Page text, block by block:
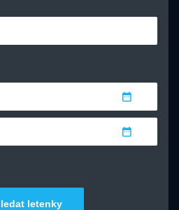
letenky